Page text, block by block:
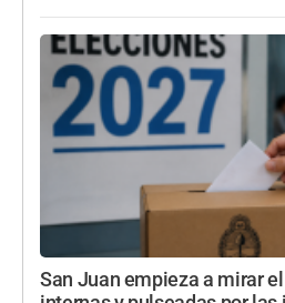
San Juan empieza a mirar